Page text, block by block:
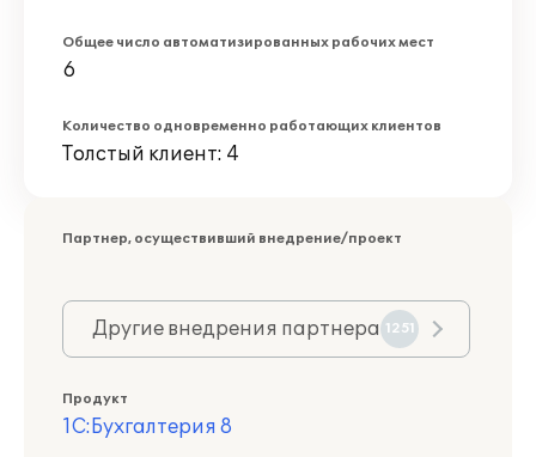
Общее число автоматизированных рабочих мест
6
Количество одновременно работающих клиентов
Толстый клиент: 4
Партнер, осуществивший внедрение/проект
Другие внедрения партнера 1251
Продукт
1С:Бухгалтерия 8